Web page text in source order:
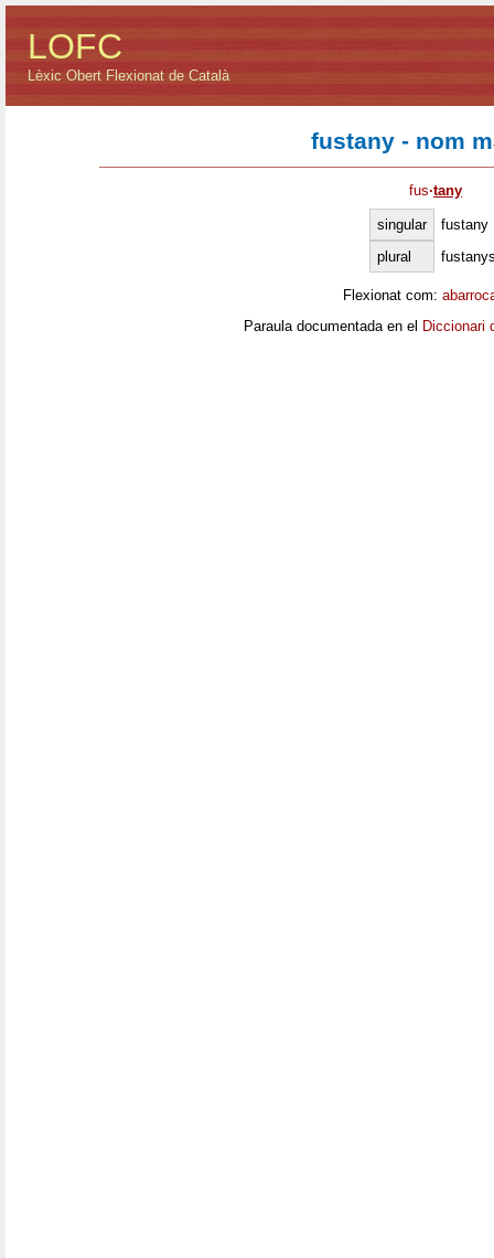
LOFC
Lèxic Obert Flexionat de Català
fustany - nom
fus·tany
singular
fustany
plural
Flexionat com:
Paraula documentada en el Diccionari